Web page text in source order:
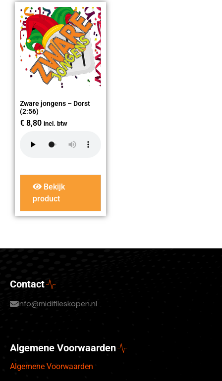
Zware jongens – Dorst
(2:56)
€ 8,80 incl. btw
Bekijk
product
Contact
info@midifileskopen.nl
Algemene Voorwaarden
Algemene Voorwaarden